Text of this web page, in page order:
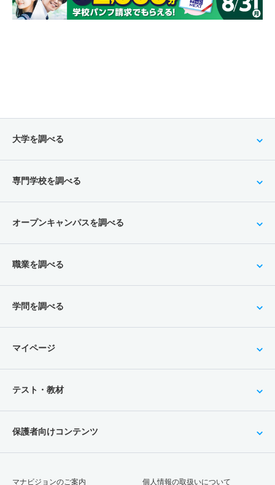
大学を調べる
専門学校を調べる
オープンキャンパスを調べる
職業を調べる
学問を調べる
マイページ
テスト・教材
保護者向けコンテンツ
マナビジョンのご案内 個人情報の取扱いについて